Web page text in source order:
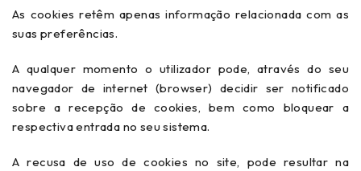
As cookies retêm apenas informação relacionada com as
suas preferências.
A qualquer momento o utilizador pode, através do seu
navegador de internet (browser) decidir ser notificado
sobre a recepção de cookies, bem como bloquear a
respectiva entrada no seu sistema.
A recusa de uso de cookies no site, pode resultar na